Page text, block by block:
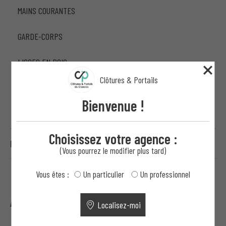
MAINS COURANTES
GARDE-CORPS
LISSES EN BOIS
PRÉPARATION DE TERRAINS PROFESSIONNELS
CONTRÔLE D'ACCÈS ET MOTORISATION
HAUTE SÉCURITÉ
Avantages d’un Portillon Tôlé
Clôtures & Portails
Bienvenue !
Choisissez votre agence :
(Vous pourrez le modifier plus tard)
Vous êtes : Un particulier Un professionnel
Localisez-moi